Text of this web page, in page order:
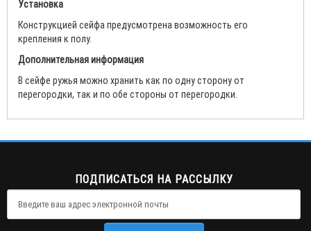
Установка
Конструкцией сейфа предусмотрена возможность его
крепления к полу.
Дополнительная информация
В сейфе ружья можно хранить как по одну сторону от
перегородки, так и по обе стороны от перегородки.
ПОДПИСАТЬСЯ НА РАССЫЛКУ